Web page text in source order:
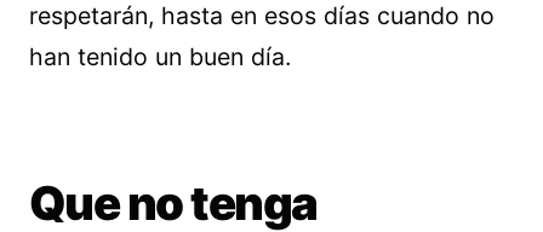
respetarán, hasta en esos días cuando no
han tenido un buen día.
Que no tenga